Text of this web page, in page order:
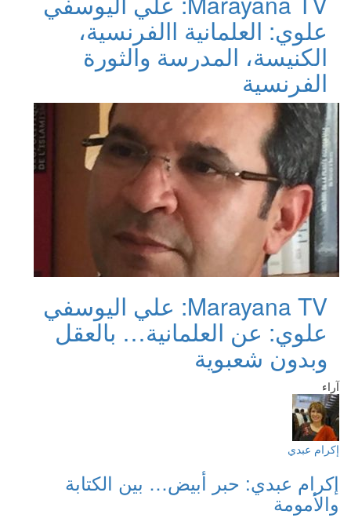
علوي: العلمانية االفرنسية،
الكنيسة، المدرسة والثورة
الفرنسية
Marayana TV: علي اليوسفي
علوي: عن العلمانية… بالعقل
وبدون شعبوية
آراء
إكرام عبدي
إكرام عبدي: حبر أبيض… بين الكتابة
والأمومة